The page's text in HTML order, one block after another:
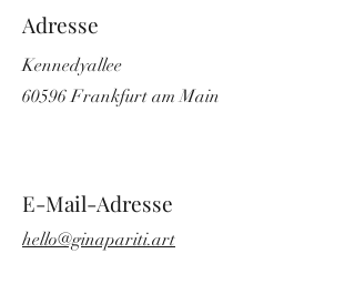
Adresse
Kennedyallee
60596 Frankfurt am Main
E-Mail-Adresse
hello@ginapariti.art